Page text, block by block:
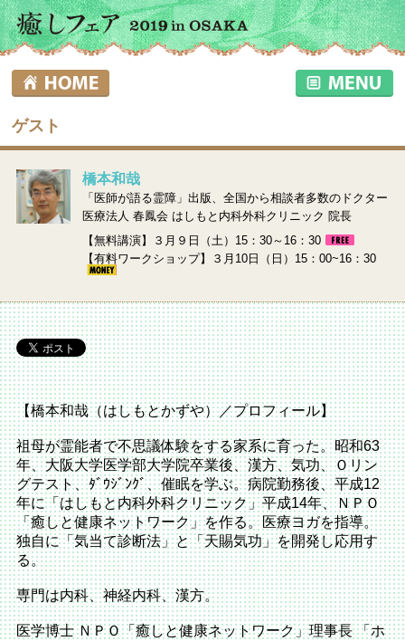
ゲスト
橋本和哉
「医師が語る霊障」出版、全国から相談者多数のドクター
医療法人 春鳳会 はしもと内科外科クリニック 院長
【無料講演】３月９日（土）15：30～16：30
【有料ワークショップ】３月10日（日）15：00~16：30
【橋本和哉（はしもとかずや）／プロフィール】
祖母が霊能者で不思議体験をする家系に育った。昭和63
年、大阪大学医学部大学院卒業後、漢方、気功、Ｏリン
グテスト、ﾀﾞｳｼﾞﾝｸﾞ、催眠を学ぶ。病院勤務後、平成12
年に「はしもと内科外科クリニック」平成14年、ＮＰＯ
「癒しと健康ネットワーク」を作る。医療ヨガを指導。
独自に「気当て診断法」と「天賜気功」を開発し応用す
る。
専門は内科、神経内科、漢方。
医学博士 ＮＰＯ「癒しと健康ネットワーク」理事長 「ホ